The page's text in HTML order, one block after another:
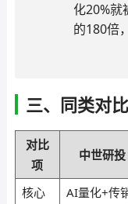
化20%
的180倍
三、同类对比
对比
项
中世研投
核心
AI量化+传